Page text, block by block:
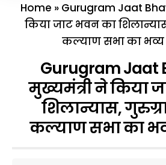
Home » Gurugram Jaat
किया जाट भवन का
कल्याण सभा का
Gurugram Jaat
मुख्यमंत्री ने किया
शिलान्यास,
कल्याण सभा का